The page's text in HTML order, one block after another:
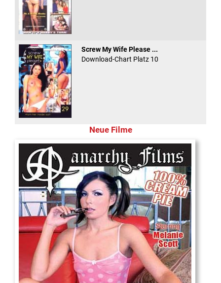
Screw My Wife Please ...
Download-Chart Platz 10
Neue Filme